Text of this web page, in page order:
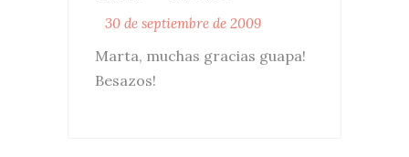
30 de septiembre de 2009
Marta, muchas gracias guapa!
Besazos!